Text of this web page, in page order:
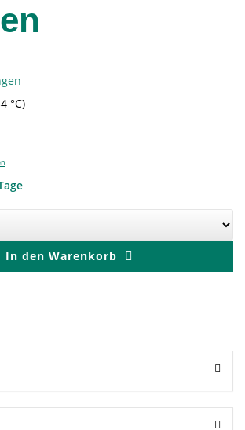
°C)
In den Warenkorb